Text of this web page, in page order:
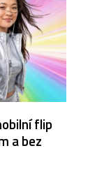
flip
a bez